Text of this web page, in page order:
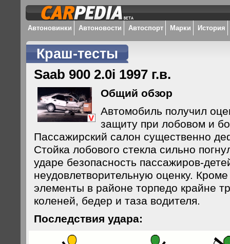
Автоновинки Автоновости Автоспорт Марки История
Краш-тесты
Saab 900 2.0i 1997 г.в.
Общий обзор
Автомобиль получил
защиту при лобовом и
Пассажирский салон существенно
Стойка лобового стекла сильно
ударе безопасность пассажиров-
неудовлетворительную оценку. Кроме
элементы в районе торпедо крайне
коленей, бедер и таза водителя.
Последствия удара: